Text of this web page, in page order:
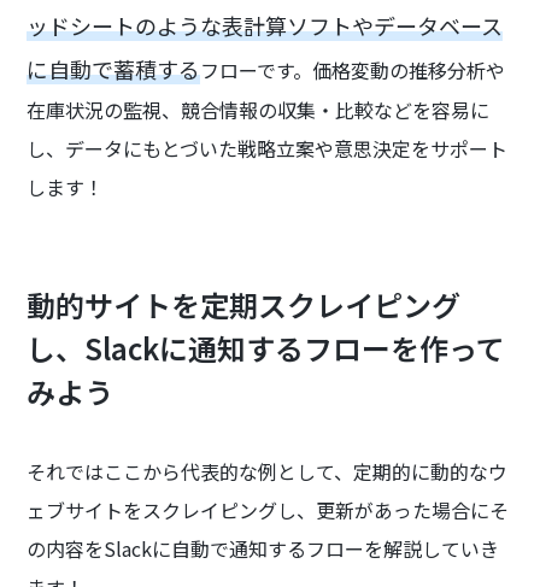
ッドシートのような表計算ソフトやデータベース
に自動で蓄積するフローです。価格変動の推移分析や
在庫状況の監視、競合情報の収集・比較などを容易に
し、データにもとづいた戦略立案や意思決定をサポート
します！
動的サイトを定期スクレイピング
し、Slackに通知するフローを作って
みよう
それではここから代表的な例として、定期的に動的なウ
ェブサイトをスクレイピングし、更新があった場合にそ
の内容をSlackに自動で通知するフローを解説していき